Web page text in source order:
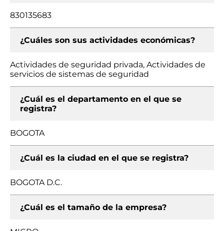
830135683
¿Cuáles son sus actividades económicas?
Actividades de seguridad privada, Actividades de
servicios de sistemas de seguridad
¿Cuál es el departamento en el que se
registra?
BOGOTA
¿Cuál es la ciudad en el que se registra?
BOGOTA D.C.
¿Cuál es el tamaño de la empresa?